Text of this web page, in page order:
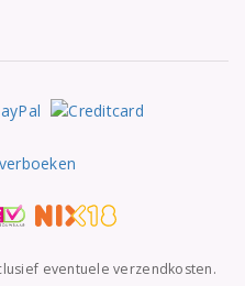
eventuele verzendkosten.